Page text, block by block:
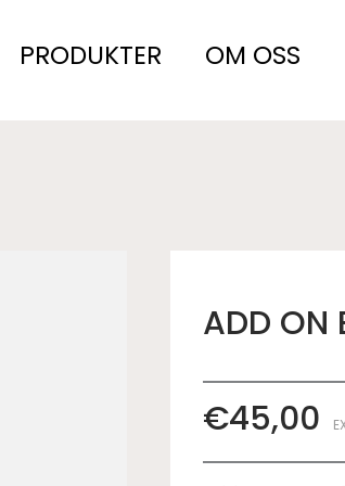
PRODUKTER OM OSS
ADD ON
€45,00